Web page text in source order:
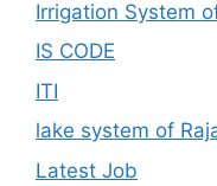
Irrigation System
IS CODE
ITI
lake system of
Latest Job